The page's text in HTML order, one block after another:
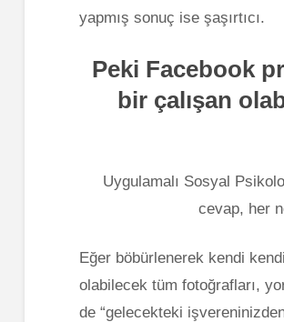
yapmış sonuç ise şaşırtıcı.
Peki Facebook
bir çalışan
Uygulamalı Sosyal
cevap, her
Eğer böbürlenerek kendi
olabilecek tüm fotoğrafları,
de “gelecekteki